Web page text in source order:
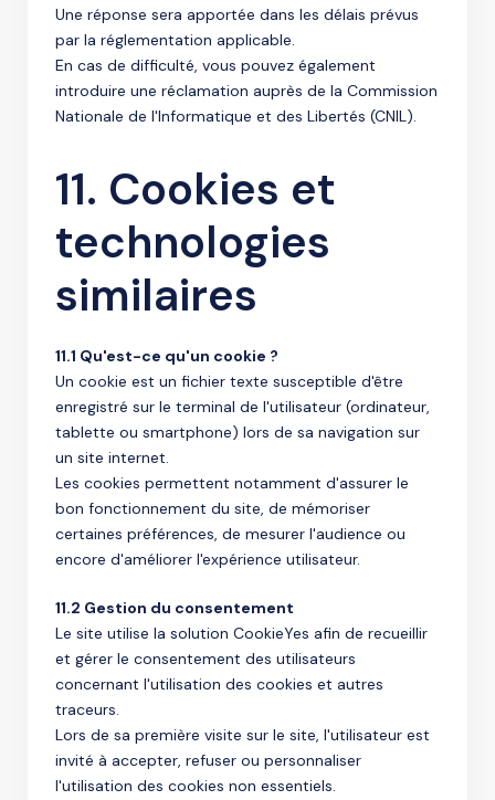
Une réponse sera apportée dans les délais prévus
par la réglementation applicable.
En cas de difficulté, vous pouvez également
introduire une réclamation auprès de la Commission
Nationale de l'Informatique et des Libertés (CNIL).
11. Cookies et
technologies
similaires
11.1 Qu'est-ce qu'un cookie ?
Un cookie est un fichier texte susceptible d'être
enregistré sur le terminal de l'utilisateur (ordinateur,
tablette ou smartphone) lors de sa navigation sur
un site internet.
Les cookies permettent notamment d'assurer le
bon fonctionnement du site, de mémoriser
certaines préférences, de mesurer l'audience ou
encore d'améliorer l'expérience utilisateur.
11.2 Gestion du consentement
Le site utilise la solution CookieYes afin de recueillir
et gérer le consentement des utilisateurs
concernant l'utilisation des cookies et autres
traceurs.
Lors de sa première visite sur le site, l'utilisateur est
invité à accepter, refuser ou personnaliser
l'utilisation des cookies non essentiels.